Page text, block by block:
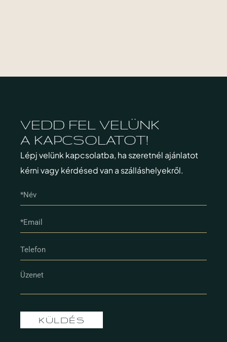
VEDD FEL VELÜNK
A KAPCSOLATOT!
Lépj velünk kapcsolatba, ha szeretnél ajánlatot
kérni vagy kérdésed van a szálláshelyekről.
KÜLDÉS